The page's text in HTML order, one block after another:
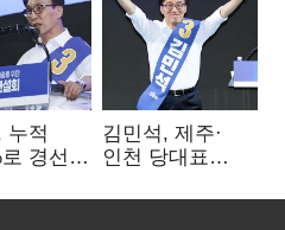
누적
경선
김민석, 제주·
인천 당대표